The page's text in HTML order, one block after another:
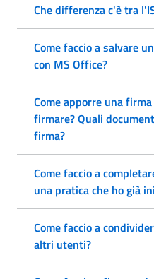
Che differenza c'è tra
Come faccio a salvare
con MS Office?
Come apporre una
firmare? Quali
firma?
Come faccio a
una pratica che ho già
Come faccio a
altri utenti?